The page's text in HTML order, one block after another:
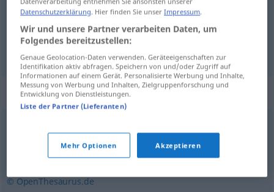
botsing Aufprall
, smak Aufprallbeim Sturz
Synonyme für "Aufprall"
Karambolage,Zusammenprall,Kollision,Zusammenstoß
Auffahrunfall (Straßenverkehr)
Anprall
© OpenThesaurus.de
Datenschutzerklärung. Hier finden Sie unserImpressum.
Wir und unsere Partner verarbeiten Daten, um
Folgendes bereitzustellen:
Genaue Geolocation-Daten verwenden. Geräteeigenschaften zur
Identifikation aktiv abfragen. Speichern von und/oder Zugriff auf
Informationen auf einem Gerät. Personalisierte Werbung und Inhalte,
Messung von Werbung und Inhalten, Zielgruppenforschung und
Entwicklung von Dienstleistungen.
Liste der Partner (Lieferanten)
Mehr Optionen Akzeptieren